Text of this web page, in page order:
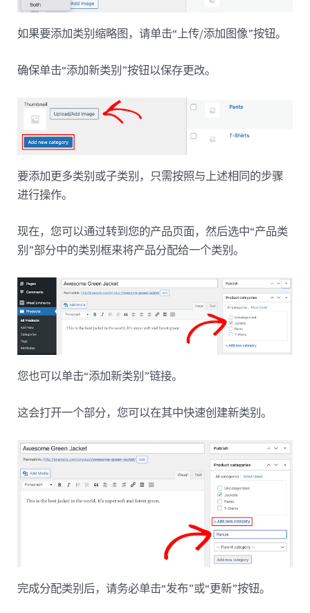
如果要添加类别缩略图，请单击“上传/添加图像”按钮。
确保单击“添加新类别”按钮以保存更改。
要添加更多类别或子类别，只需按照与上述相同的步骤
进行操作。
现在，您可以通过转到您的产品页面，然后选中“产品类
别”部分中的类别框来将产品分配给一个类别。
您也可以单击“添加新类别”链接。
这会打开一个部分，您可以在其中快速创建新类别。
完成分配类别后，请务必单击“发布”或“更新”按钮。